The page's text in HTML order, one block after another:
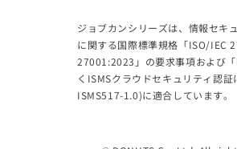
ジョブカンシリーズは、情報セキ
に関する国際標準規格「ISO/IEC
27001:2023」の要求事項および
くISMSクラウドセキュリティ認
ISMS517-1.0)に適合しています。